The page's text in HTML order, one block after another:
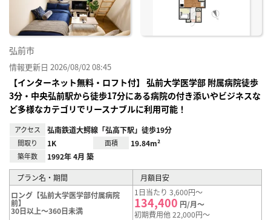
弘前市
情報更新日 2026/08/02 08:45
【インターネット無料・ロフト付】 弘前大学医学部 附属病院徒歩
3分・中央弘前駅から徒歩17分にある病院の付き添いやビジネスな
ど多様なカテゴリでリースナブルに利用可能！
アクセス 弘南鉄道大鰐線「弘高下駅」徒歩19分
間取り 1K 面積 19.84m²
築年数 1992年 4月 築
プラン名・期間
月額目安
ロング【弘前大学医学部付属病院
前】
30日以上～360日未満
1日当たり 3,600円～
134,400 円/月～
初期費用他 22,000円～